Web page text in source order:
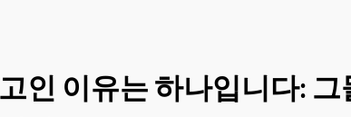
인 이유는 하나입니다: 그